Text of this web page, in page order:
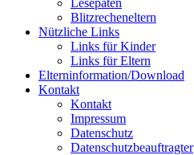
Blitzrecheneltern
Nützliche Links
Links für Kinder
Links für Eltern
Elterninformation/Download
Kontakt
Kontakt
Impressum
Datenschutz
Datenschutzbeauftragter